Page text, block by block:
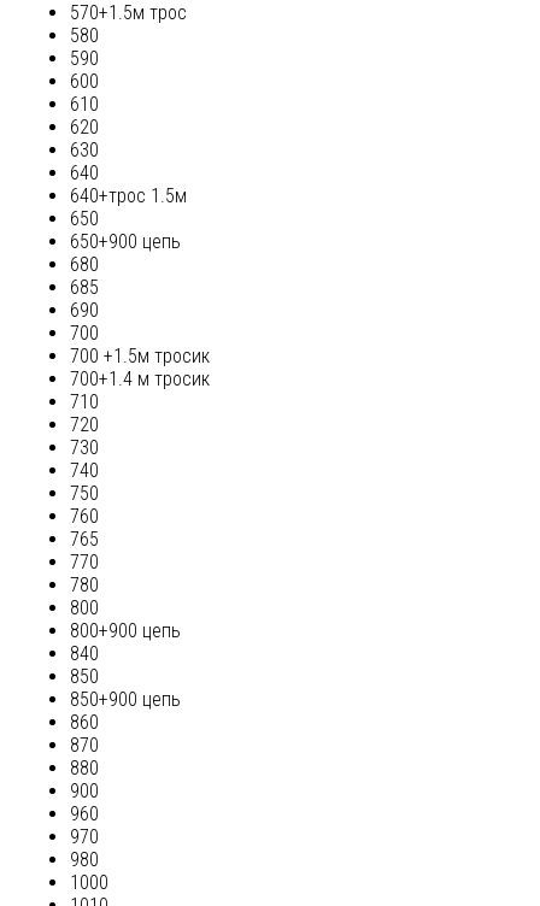
570+1.5м трос
580
590
600
610
620
630
640
640+трос 1.5м
650
650+900 цепь
680
685
690
700
700 +1.5м тросик
700+1.4 м тросик
710
720
730
740
750
760
765
770
780
800
800+900 цепь
840
850
850+900 цепь
860
870
880
900
960
970
980
1000